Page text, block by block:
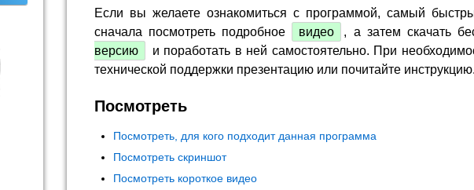
Если вы желаете ознакомиться с программой, самый
сначала посмотреть подробное
видео , а затем скачать
версию
и поработать в ней самостоятельно. При
технической поддержки презентацию или почитайте инструкцию.
Посмотреть
Посмотреть, для кого подходит данная программа
Посмотреть скриншот
Посмотреть короткое видео